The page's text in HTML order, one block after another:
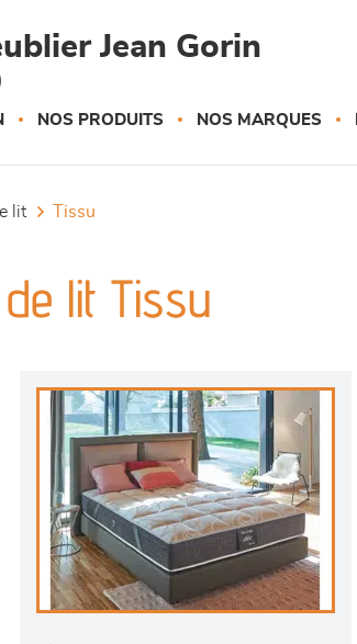
Jean Gorin
NOS PRODUITS NOS MARQUES
lit tissu
lit Tissu